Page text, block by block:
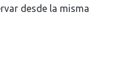
desde la misma